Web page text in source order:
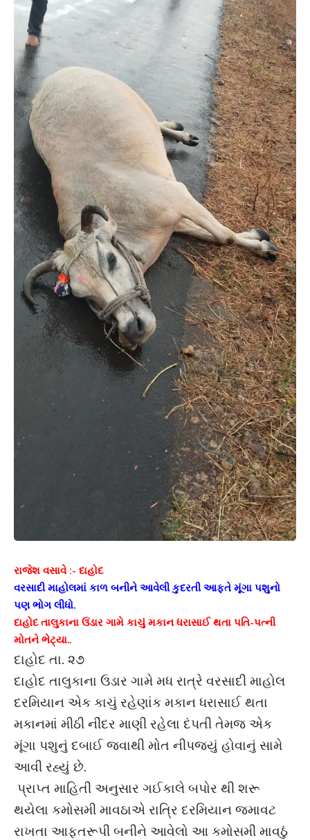
રાજેશ વસાવે :- દાહોદ
વરસાદી માહોલમાં કાળ બનીને આવેલી કુદરતી આફતે મૂંગા પશુનો
પણ ભોગ લીધો.
દાહોદ તાલુકાના ઉંડાર ગામે કાચું મકાન ધરાસાઈ થતા પતિ-પત્ની
મોતને ભેટ્યા..
દાહોદ તા. ૨૭
દાહોદ તાલુકાના ઉડાર ગામે મધ રાત્રે વરસાદી માહોલ
દરમિયાન એક કાચું રહેણાંક મકાન ધરાસાઈ થતા
મકાનમાં મીઠી નીંદર માણી રહેલા દંપતી તેમજ એક
મૂંગા પશુનું દબાઈ જવાથી મોત નીપજ્યું હોવાનું સામે
આવી રહ્યું છે.
પ્રાપ્ત માહિતી અનુસાર ગઈકાલે બપોર થી શરૂ
થયેલા કમોસમી માવઠાએ રાત્રિ દરમિયાન જમાવટ
રાખતા આફતરૂપી બનીને આવેલો આ કમોસમી માવઠું